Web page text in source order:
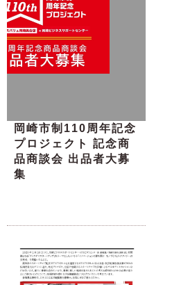
岡崎市制110周年記念
プロジェクト 記念商
品商談会 出品者大募
集